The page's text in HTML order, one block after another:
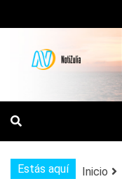
al
contenido
DE
Estás aquí Inicio